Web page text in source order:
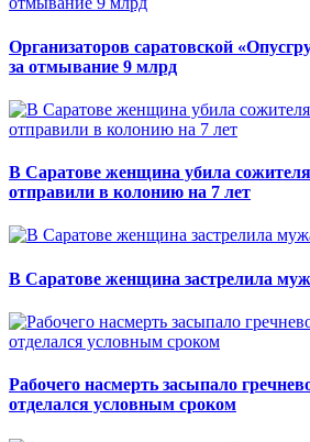
Организаторов саратовской
за отмывание 9 млрд
В Саратове женщина убила сожителя
отправили в колонию на 7 лет
В Саратове женщина застрелила
Рабочего насмерть засыпало
отделался условным сроком